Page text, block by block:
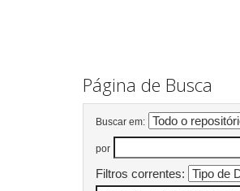
Página de Busca
Buscar em:
por
Filtros correntes: